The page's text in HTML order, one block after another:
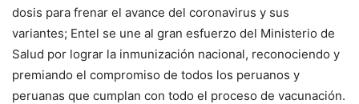
dosis para frenar el avance del coronavirus y sus
variantes; Entel se une al gran esfuerzo del Ministerio de
Salud por lograr la inmunización nacional, reconociendo y
premiando el compromiso de todos los peruanos y
peruanas que cumplan con todo el proceso de vacunación.